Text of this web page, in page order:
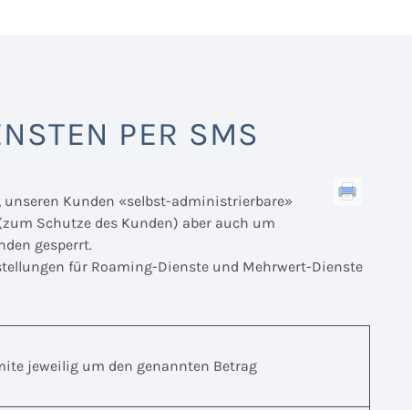
PER SMS
unseren Kunden «selbst-administrierbare»
Schutze des Kunden) aber auch um
gesperrt.
für Roaming-Dienste und Mehrwert-Dienste
jeweilig um den genannten Betrag